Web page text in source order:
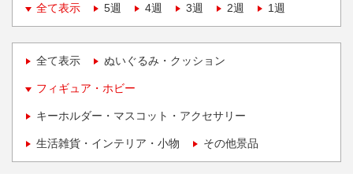
全て表示
5週 4週 3週 2週 1週
全て表示 ぬいぐるみ・クッション
フィギュア・ホビー
キーホルダー・マスコット・アクセサリー
生活雑貨・インテリア・小物 その他景品